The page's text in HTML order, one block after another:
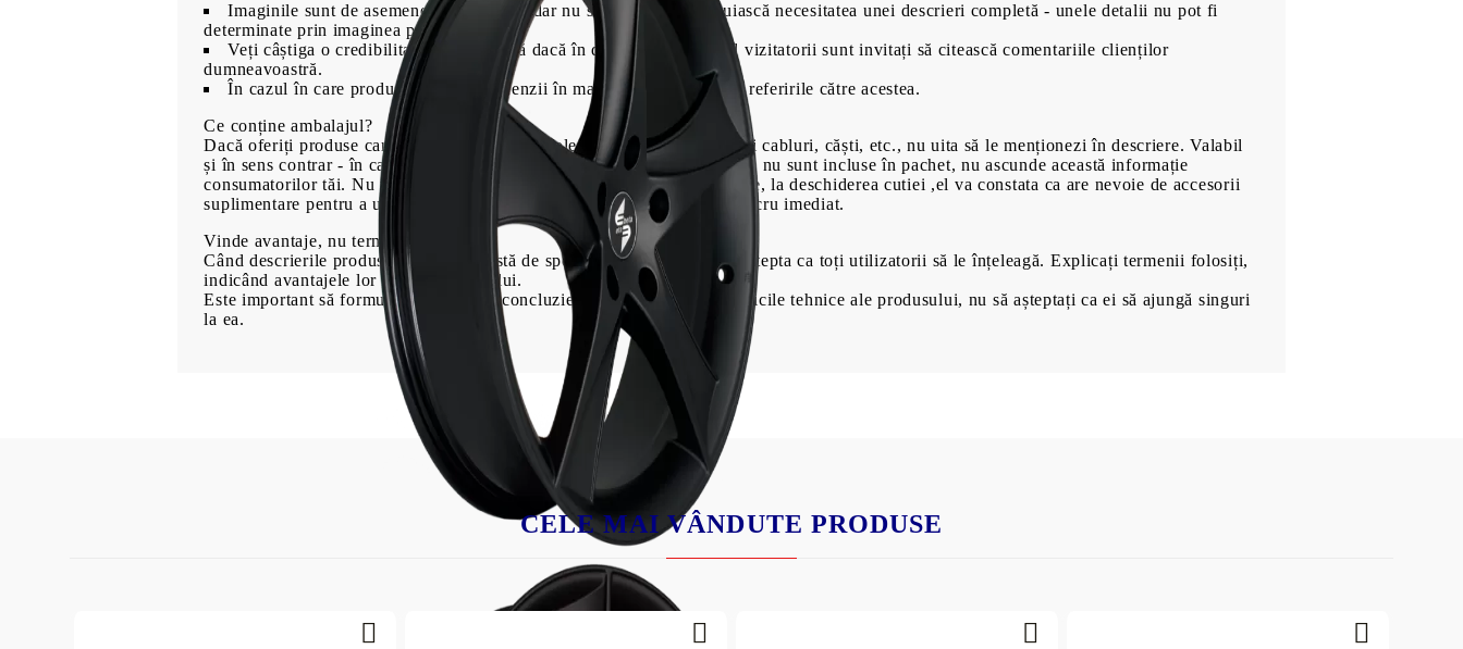
Imaginile sunt de asemenea importante, dar nu se aștepta să înlocuiască necesitatea unei descrieri completă - unele detalii nu pot fi
determinate prin imaginea produsului.
Veți câștiga o credibilitate suplimentară dacă în descrierea produsul vizitatorii sunt invitați să citească comentariile clienților
dumneavoastră.
În cazul în care produsele dvs. au recenzii în mass-media - includeți referirile către acestea.
Ce conține ambalajul?
Dacă oferiți produse care sunt însoțite de articole suplimentare, cum ar fi cabluri, căști, etc., nu uita să le menționezi în descriere. Valabil
și în sens contrar - în cazul în care produsul are nevoie de baterii, dar ele nu sunt incluse în pachet, nu ascunde această informație
consumatorilor tăi. Nu vei câștiga simpatia clientului în momentul în care, la deschiderea cutiei ,el va constata ca are nevoie de accesorii
suplimentare pentru a utiliza noua sa achiziție, dar nu poate face acest lucru imediat.
Vinde avantaje, nu termeni tehnici
Când descrierile produselor conțin o listă de specificații tehnice, nu te aștepta ca toți utilizatorii să le înțeleagă. Explicați termenii folosiți,
indicând avantajele lor asupra produsului.
Este important să formulați clienților o concluzie cu privire la caracteristicile tehnice ale produsului, nu să așteptați ca ei să ajungă singuri
la ea.
CELE MAI VÂNDUTE PRODUSE